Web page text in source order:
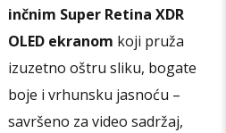
inčnim Super Retina XDR
OLED ekranom koji pruža
izuzetno oštru sliku, bogate
boje i vrhunsku jasnoću –
savršeno za video sadržaj,